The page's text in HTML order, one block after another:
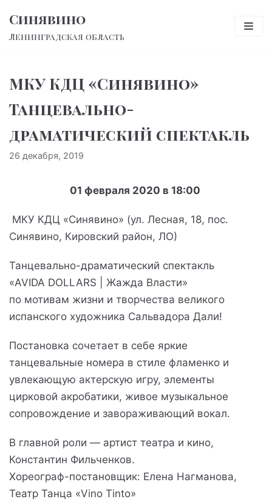
Перейти
к
Синявино
Ленинградская область
МКУ КДЦ «Синявино»
Танцевально-
драматический спектакль
26 декабря, 2019
01 февраля 2020 в 18:00
МКУ КДЦ «Синявино» (ул. Лесная, 18, пос.
Синявино, Кировский район, ЛО)
Танцевально-драматический спектакль
«AVIDA DOLLARS | Жажда Власти»
по мотивам жизни и творчества великого
испанского художника Сальвадора Дали!
Постановка сочетает в себе яркие
танцевальные номера в стиле фламенко и
увлекающую актерскую игру, элементы
цирковой акробатики, живое музыкальное
сопровождение и завораживающий вокал.
В главной роли — артист театра и кино,
Константин Фильченков.
Хореограф-постановщик: Елена Нагманова,
Театр Танца «Vino Tinto»